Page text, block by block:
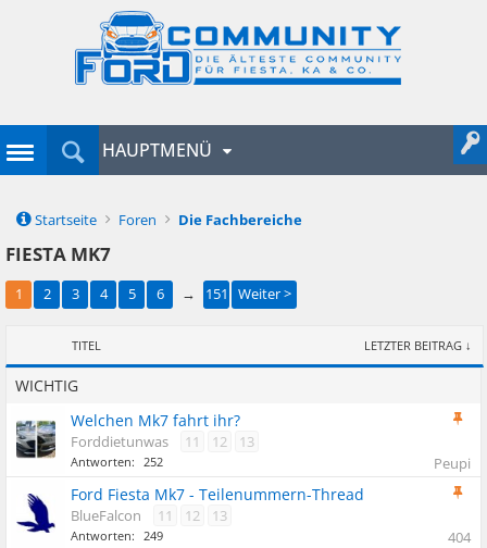
Startseite Foren Die Fachbereiche
FIESTA MK7
1 2 3 4 5 6 → 151 Weiter >
TITEL LETZTER BEITRAG ↓
WICHTIG
Welchen Mk7 fahrt ihr?
Forddietunwas 11 12 13
Antworten: 252 Peupi
Ford Fiesta Mk7 - Teilenummern-Thread
BlueFalcon 11 12 13
Antworten: 249 404
HAUPTMENÜ